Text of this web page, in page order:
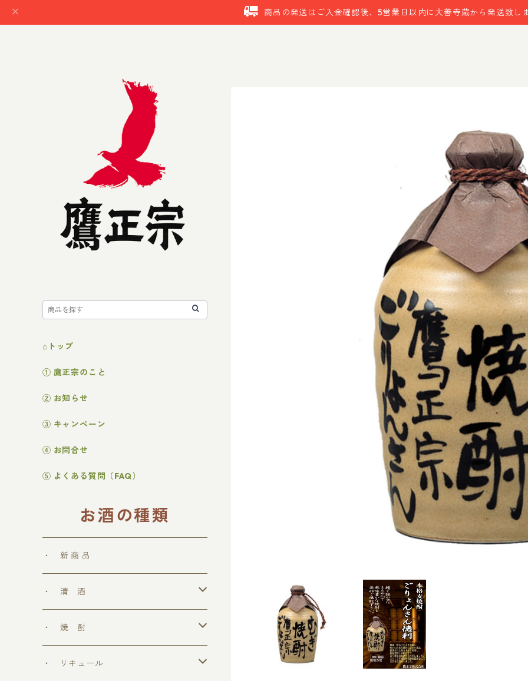
商品の発送はご入金確認後、5営業日以内に大善寺蔵から発送致し
⌂トップ
① 鷹正宗のこと
② お知らせ
③ キャンペーン
④ お問合せ
⑤ よくある質問（FAQ）
お酒の種類
・ 新 商 品
・ 清 酒
勝鷹
・ 焼 酎
＞ めちゃうまシリーズ
・ リキュール